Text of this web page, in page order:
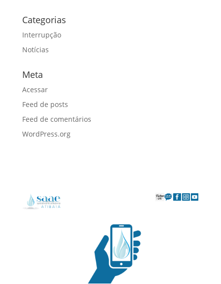
Categorias
Interrupção
Notícias
Meta
Acessar
Feed de posts
Feed de comentários
WordPress.org